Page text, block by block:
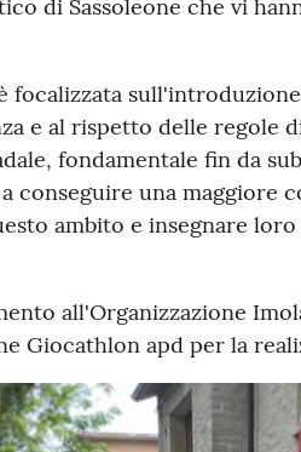
di Sassoleone che vi
focalizzata
e al rispetto delle regole
fondamentale fin da
conseguire una maggiore
ambito e insegnare
all'Organizzazione
Giocathlon apd per la